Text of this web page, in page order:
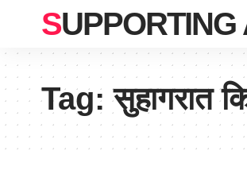
Tag:सुहागरात